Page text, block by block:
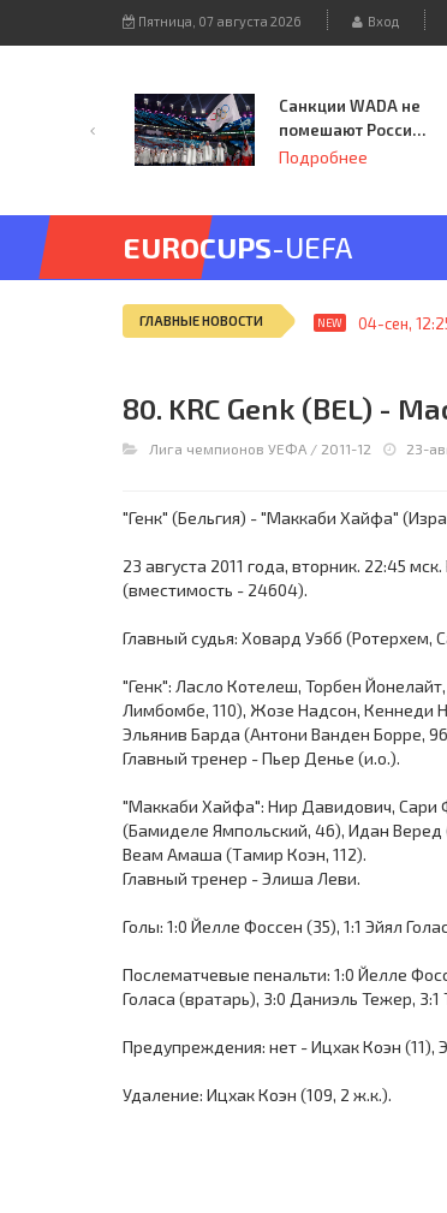
Пятница, 07 августа 2026 Вход
Санкции WADA не
помешают России
принять
Подробнее
EUROCUPS-UEFA
ГЛАВНЫЕ НОВОСТИ NEW 04-сен,
80. KRC Genk (BEL) -
Лига чемпионов УЕФА / 2011-12 23-
"Генк" (Бельгия) - "Маккаби Хайфа"
23 августа 2011 года, вторник. 22:45
(вместимость - 24604).
Главный судья: Ховард Уэбб (Ротерхем,
"Генк": Ласло Котелеш, Торбен
Лимбомбе, 110), Жозе Надсон, Кеннеди
Эльянив Барда (Антони Ванден Борре,
Главный тренер - Пьер Денье (и.о.).
"Маккаби Хайфа": Нир Давидович, Сари
(Бамиделе Ямпольский, 46), Идан
Веам Амаша (Тамир Коэн, 112).
Главный тренер - Элиша Леви.
Голы: 1:0 Йелле Фоссен (35), 1:1 Эйял
Послематчевые пенальти: 1:0 Йелле
Голаса (вратарь), 3:0 Даниэль Тежер,
Предупреждения: нет - Ицхак Коэн
Удаление: Ицхак Коэн (109, 2 ж.к.).